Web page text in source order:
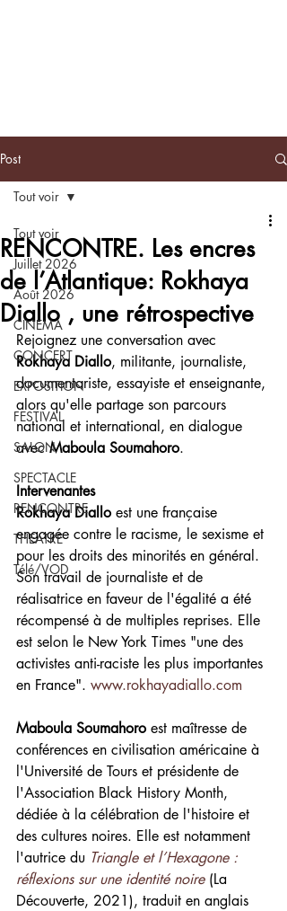
Post
Tout voir
Juillet 2026
Août 2026
CINEMA
CONCERT
EXPOSITION
FESTIVAL
SALON
SPECTACLE
RENCONTRE
THEATRE
Télé/VOD
Tout voir
RENCONTRE. Les encres
de l’Atlantique: Rokhaya
Diallo , une rétrospective
Rejoignez une conversation avec
Rokhaya Diallo, militante, journaliste,
documentariste, essayiste et enseignante,
alors qu'elle partage son parcours
national et international, en dialogue
avec Maboula Soumahoro.
Intervenantes
Rokhaya Diallo est une française
engagée contre le racisme, le sexisme et
pour les droits des minorités en général.
Son travail de journaliste et de
réalisatrice en faveur de l'égalité a été
récompensé à de multiples reprises. Elle
est selon le New York Times "une des
activistes anti-raciste les plus importantes
en France". www.rokhayadiallo.com
Maboula Soumahoro est maîtresse de
conférences en civilisation américaine à
l'Université de Tours et présidente de
l'Association Black History Month,
dédiée à la célébration de l'histoire et
des cultures noires. Elle est notamment
l'autrice du Triangle et l’Hexagone :
réflexions sur une identité noire (La
Découverte, 2021), traduit en anglais